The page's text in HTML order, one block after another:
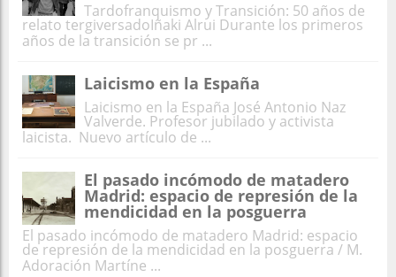
Tardofranquismo y Transición: 50 años de
relato tergiversadoIñaki Alrui Durante los primeros
años de la transición se pr ...
Laicismo en la España
Laicismo en la España José Antonio Naz
Valverde. Profesor jubilado y activista
laicista. Nuevo artículo de ...
El pasado incómodo de matadero
Madrid: espacio de represión de la
mendicidad en la posguerra
El pasado incómodo de matadero Madrid: espacio
de represión de la mendicidad en la posguerra / M.
Adoración Martíne ...